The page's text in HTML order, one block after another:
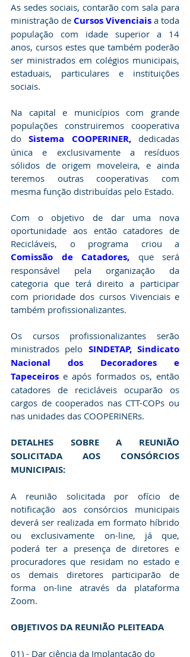
As sedes sociais, contarão com sala para
ministração de Cursos Vivenciais a toda
população com idade superior a 14
anos, cursos estes que também poderão
ser ministrados em colégios municipais,
estaduais, particulares e instituições
sociais.
Na capital e municípios com grande
populações construiremos cooperativa
do Sistema COOPERINER,
dedicadas
única e exclusivamente a resíduos
sólidos de origem moveleira, e ainda
teremos outras cooperativas com
mesma função distribuídas pelo Estado.
Com o objetivo de dar uma nova
oportunidade aos então catadores de
Recicláveis, o programa criou a
Comissão de Catadores,
que será
responsável pela organização da
categoria que terá direito a participar
com prioridade dos cursos Vivenciais e
também profissionalizantes.
Os cursos profissionalizantes serão
ministrados pelo SINDETAP, Sindicato
Nacional dos Decoradores e
Tapeceiros e após formados os, então
catadores de recicláveis ocuparão os
cargos de cooperados nas CTT-COPs ou
nas unidades das COOPERINERs.
DETALHES SOBRE A REUNIÃO
SOLICITADA AOS CONSÓRCIOS
MUNICIPAIS:
A reunião solicitada por ofício de
notificação aos consórcios municipais
deverá ser realizada em formato híbrido
ou exclusivamente on-line, já que,
poderá ter a presença de diretores e
procuradores que residam no estado e
os demais diretores participarão de
forma on-line através da plataforma
Zoom.
OBJETIVOS DA REUNIÃO PLEITEADA
01) - Dar ciência da Implantação do